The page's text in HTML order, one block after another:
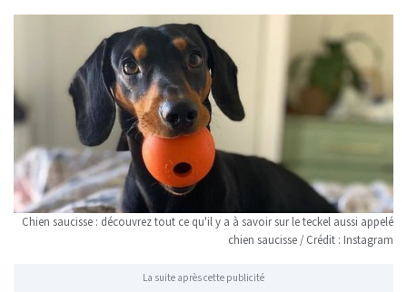
Chien saucisse : découvrez tout ce qu'il y a à savoir sur le teckel aussi appelé
chien saucisse / Crédit : Instagram
La suite après cette publicité